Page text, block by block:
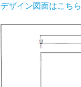
デザイン図面はこちら